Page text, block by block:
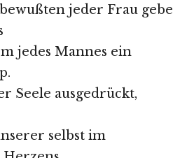
jeder Frau gebe
jedes Mannes ein
Seele ausgedrückt,
selbst im